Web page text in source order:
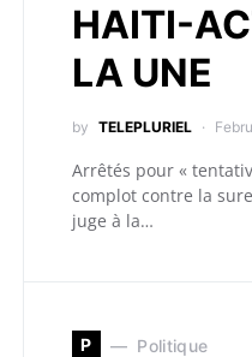
HAITI-
LA UNE
by TELEPLURIEL
Arrêtés pour «
complot contre la
juge à la…
P Politique